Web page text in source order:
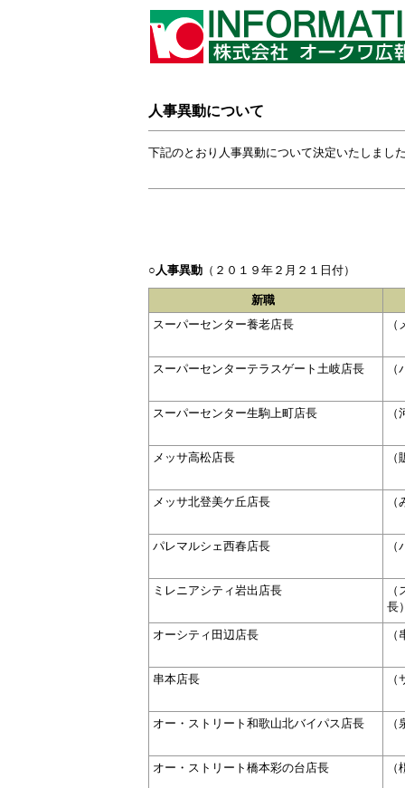
人事異動について
下記のとおり人事異動について決定いたしまし
○人事異動（２０１９年２月２１日付）
新職
スーパーセンター養老店長
スーパーセンターテラスゲート土岐店長
スーパーセンター生駒上町店長
メッサ高松店長
メッサ北登美ケ丘店長
パレマルシェ西春店長
ミレニアシティ岩出店長
長
オーシティ田辺店長
串本店長
オー・ストリート和歌山北バイパス店長
オー・ストリート橋本彩の台店長